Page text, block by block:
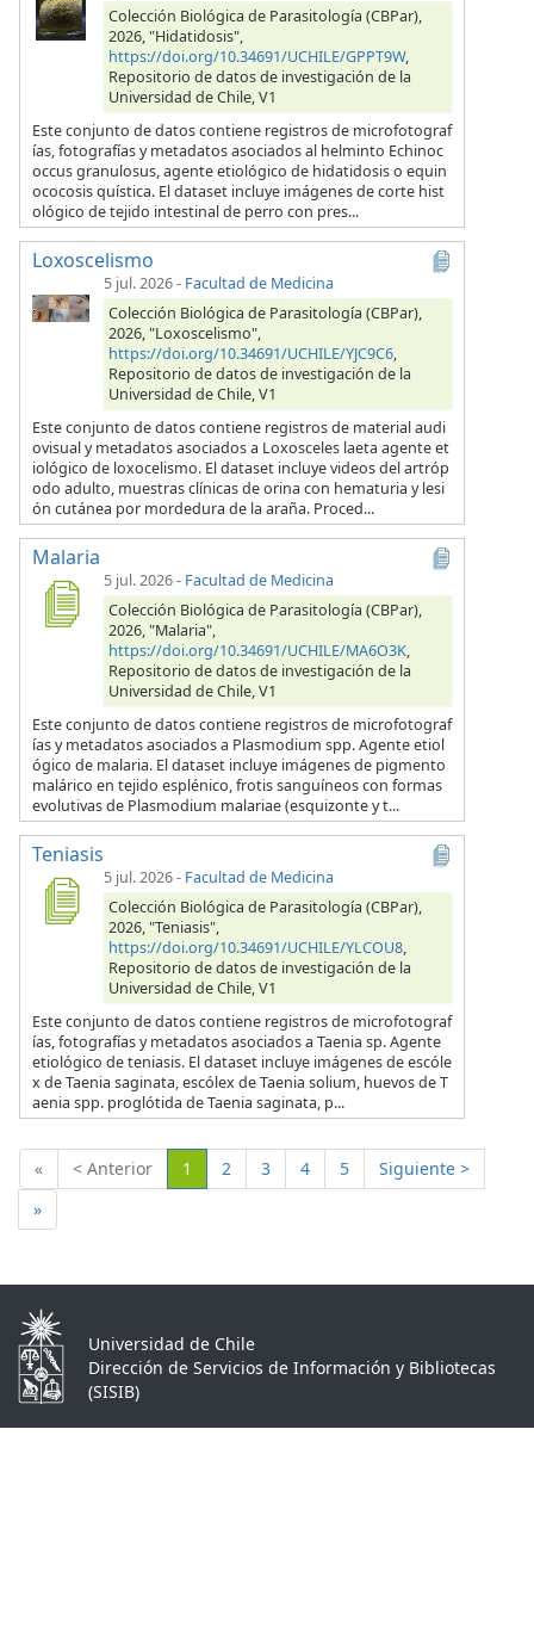
Colección Biológica de Parasitología (CBPar),
2026, "Hidatidosis",
https://doi.org/10.34691/UCHILE/GPPT9W,
Repositorio de datos de investigación de la
Universidad de Chile, V1
Este conjunto de datos contiene registros de microfotograf
ías, fotografías y metadatos asociados al helminto Echinoc
occus granulosus, agente etiológico de hidatidosis o equin
ococosis quística. El dataset incluye imágenes de corte hist
ológico de tejido intestinal de perro con pres...
Loxoscelismo
5 jul. 2026- Facultad de Medicina
Colección Biológica de Parasitología (CBPar),
2026, "Loxoscelismo",
https://doi.org/10.34691/UCHILE/YJC9C6,
Repositorio de datos de investigación de la
Universidad de Chile, V1
Este conjunto de datos contiene registros de material audi
ovisual y metadatos asociados a Loxosceles laeta agente et
iológico de loxocelismo. El dataset incluye videos del artróp
odo adulto, muestras clínicas de orina con hematuria y lesi
ón cutánea por mordedura de la araña. Proced...
Malaria
5 jul. 2026- Facultad de Medicina
Colección Biológica de Parasitología (CBPar),
2026, "Malaria",
https://doi.org/10.34691/UCHILE/MA6O3K,
Repositorio de datos de investigación de la
Universidad de Chile, V1
Este conjunto de datos contiene registros de microfotograf
ías y metadatos asociados a Plasmodium spp. Agente etiol
ógico de malaria. El dataset incluye imágenes de pigmento
malárico en tejido esplénico, frotis sanguíneos con formas
evolutivas de Plasmodium malariae (esquizonte y t...
Teniasis
5 jul. 2026- Facultad de Medicina
Colección Biológica de Parasitología (CBPar),
2026, "Teniasis",
https://doi.org/10.34691/UCHILE/YLCOU8,
Repositorio de datos de investigación de la
Universidad de Chile, V1
Este conjunto de datos contiene registros de microfotograf
ías, fotografías y metadatos asociados a Taenia sp. Agente
etiológico de teniasis. El dataset incluye imágenes de escóle
x de Taenia saginata, escólex de Taenia solium, huevos de T
aenia spp. proglótida de Taenia saginata, p...
« < Anterior 1 (Actual)
2 3 4 5
Siguiente >
»
Universidad de Chile
Dirección de Servicios de Información y Bibliotecas
(SISIB)